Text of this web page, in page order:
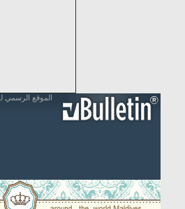
الموقع الرسمي